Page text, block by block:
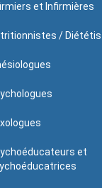
et Infirmières
/
et